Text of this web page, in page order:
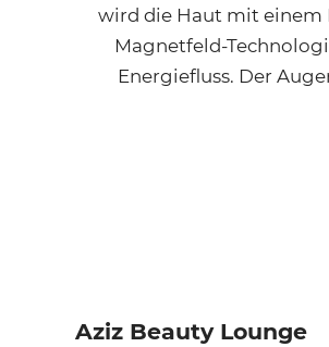
wird die Haut mit einem
Magnetfeld-
Energiefluss. Der
Aziz Beauty Lounge